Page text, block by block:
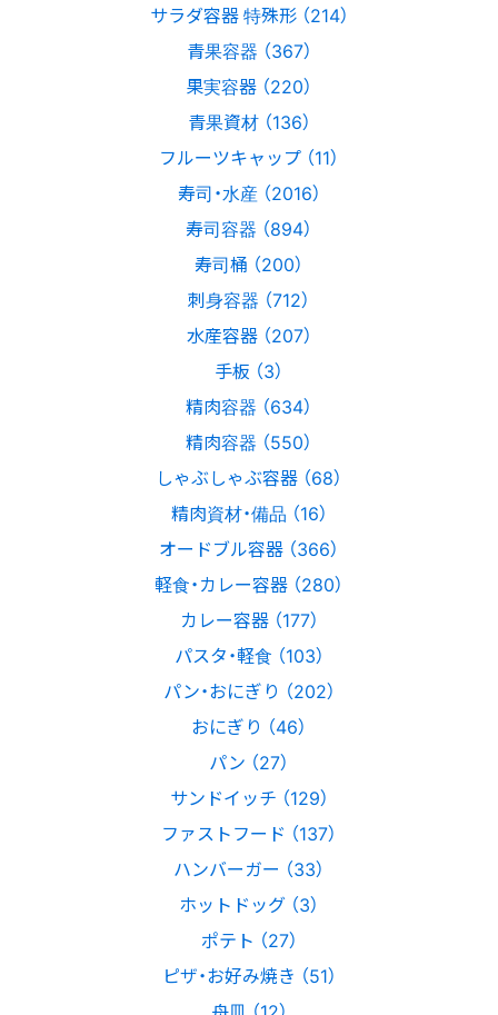
サラダ容器 特殊形 （214）
青果容器 （367）
果実容器 （220）
青果資材 （136）
フルーツキャップ （11）
寿司・水産 （2016）
寿司容器 （894）
寿司桶 （200）
刺身容器 （712）
水産容器 （207）
手板 （3）
精肉容器 （634）
精肉容器 （550）
しゃぶしゃぶ容器 （68）
精肉資材・備品 （16）
オードブル容器 （366）
軽食・カレー容器 （280）
カレー容器 （177）
パスタ・軽食 （103）
パン・おにぎり （202）
おにぎり （46）
パン （27）
サンドイッチ （129）
ファストフード （137）
ハンバーガー （33）
ホットドッグ （3）
ポテト （27）
ピザ・お好み焼き （51）